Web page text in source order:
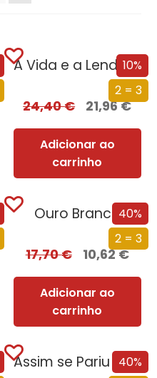
10%
2 = 3
A Vida e a Lenda do Sultão Saladino
24,40€ 21,96€
Adicionar ao
carrinho
40%
2 = 3
Ouro Branco
17,70€ 10,62€
Adicionar ao
carrinho
40%
Assim se Pariu o Brasil